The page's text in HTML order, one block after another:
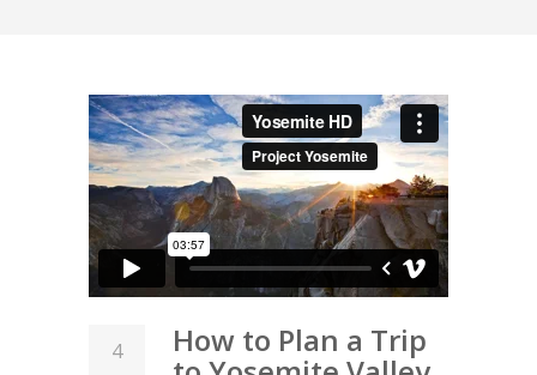
4 How to Plan a Trip